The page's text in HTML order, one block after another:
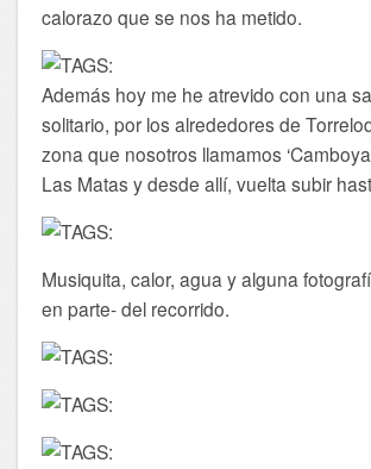
calorazo que se nos ha metido.
Además hoy me he atrevido con una
solitario, por los alrededores de
zona que nosotros llamamos
Las Matas y desde allí, vuelta subir
Musiquita, calor, agua y alguna
en parte- del recorrido.